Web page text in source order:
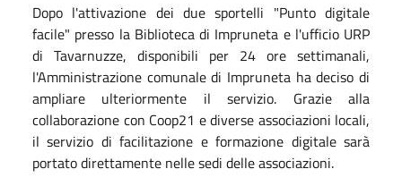
Dopo l'attivazione dei due sportelli "Punto digitale
facile" presso la Biblioteca di Impruneta e l'ufficio URP
di Tavarnuzze, disponibili per 24 ore settimanali,
l'Amministrazione comunale di Impruneta ha deciso di
ampliare ulteriormente il servizio. Grazie alla
collaborazione con Coop21 e diverse associazioni locali,
il servizio di facilitazione e formazione digitale sarà
portato direttamente nelle sedi delle associazioni.